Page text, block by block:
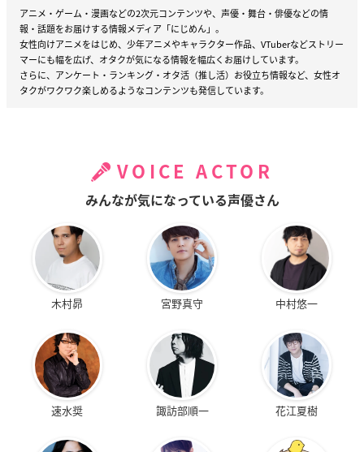
アニメ・ゲーム・漫画などの2次元コンテンツや、声優・舞台・俳優などの情
報・話題をお届けする情報メディア「にじめん」。
女性向けアニメをはじめ、少年アニメやキャラクター作品、VTuberなどストリー
マーにも幅を広げ、オタクが気になる情報を幅広くお届けしています。
さらに、アンケート・ランキング・オタ活（推し活）お役立ち情報など、女性オ
タクがワクワク楽しめるようなコンテンツも発信しています。
VOICE ACTOR
みんなが気になっている声優さん
木村昴 宮野真守 中村悠一
速水奨 諏訪部順一 花江夏樹